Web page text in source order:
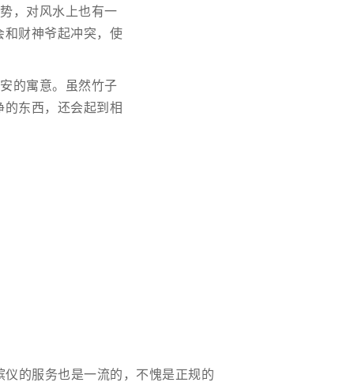
，对风水上也有一
和财神爷起冲突，使
的寓意。虽然竹子
东西，还会起到相
的服务也是一流的，不愧是正规的